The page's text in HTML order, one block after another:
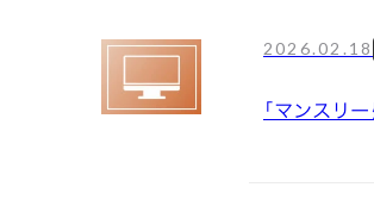
2026.02.18
「マンスリ